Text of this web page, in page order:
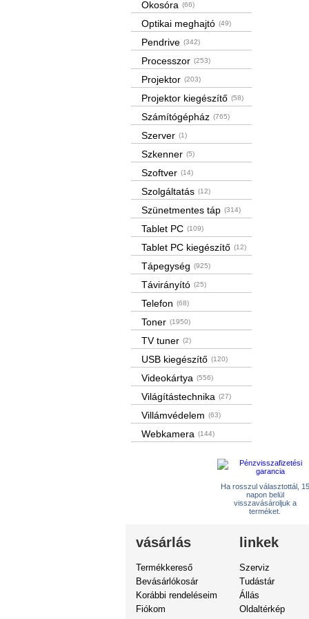
Okosóra (66)
Optikai meghajtó (49)
Pendrive (342)
Processzor (253)
Projektor (203)
Projektor kiegészítő (58)
Számítógépház (765)
Szerver (1)
Szkenner (5)
Szoftver (14)
Szolgáltatás (12)
Szünetmentes táp (314)
Tablet PC (109)
Tablet PC kiegészítő (12)
Tápegység (925)
Távirányító (25)
Telefon (68)
Toner (1950)
TV tuner (2)
USB kiegészítő (120)
Videokártya (556)
Világítástechnika (27)
Villámvédelem (63)
Webkamera (144)
Ha rosszul választottál, 15
napon belül
visszavásároljuk a
terméket.
vásárlás
Termékkereső
Bevásárlókosár
Korábbi rendeléseim
Fiókom
linkek
Szerviz
Tudástár
Állás
Oldaltérkép